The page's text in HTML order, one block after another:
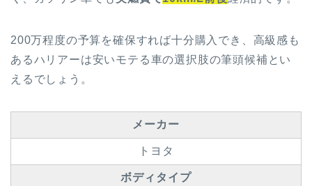
200万程度の予算を確保すれば十分購入でき、高級感も
あるハリアーは安いモテる車の選択肢の筆頭候補とい
えるでしょう。
メーカー
トヨタ
ボディタイプ